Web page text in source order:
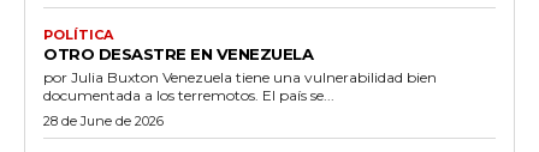
POLÍTICA
OTRO DESASTRE EN VENEZUELA
por Julia Buxton Venezuela tiene una vulnerabilidad bien
documentada a los terremotos. El país se...
28 de June de 2026